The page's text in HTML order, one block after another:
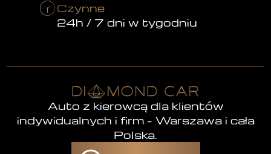
Czynne
24h / 7 dni w tygodniu
Auto z kierowcą dla klientów
indywidualnych i firm – Warszawa i cała
Polska.